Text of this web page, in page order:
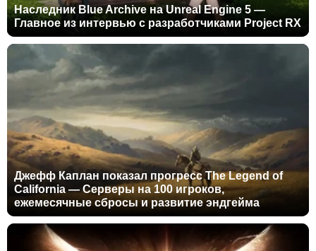
Наследник Blue Archive на Unreal Engine 5 —
Главное из интервью с разработчиками Project RX
Джефф Каплан показал прогресс The Legend of
California — Серверы на 100 игроков,
ежемесячные сбросы и развитие эндгейма